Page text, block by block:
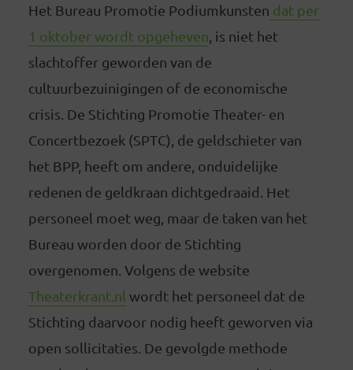
Het Bureau Promotie Podiumkunsten dat per
1 oktober wordt opgeheven , is niet het
slachtoffer geworden van de
cultuurbezuinigingen of de economische
crisis. De Stichting Promotie Theater- en
Concertbezoek (SPTC), de geldschieter van
het BPP, heeft om andere, onduidelijke
redenen de geldkraan dichtgedraaid. Het
personeel moet weg, maar de taken van het
Bureau worden door de Stichting
overgenomen. Volgens de website
Theaterkrant.nl wordt het personeel dat de
Stichting daarvoor nodig heeft geworven via
open sollicitaties. De gevolgde methode